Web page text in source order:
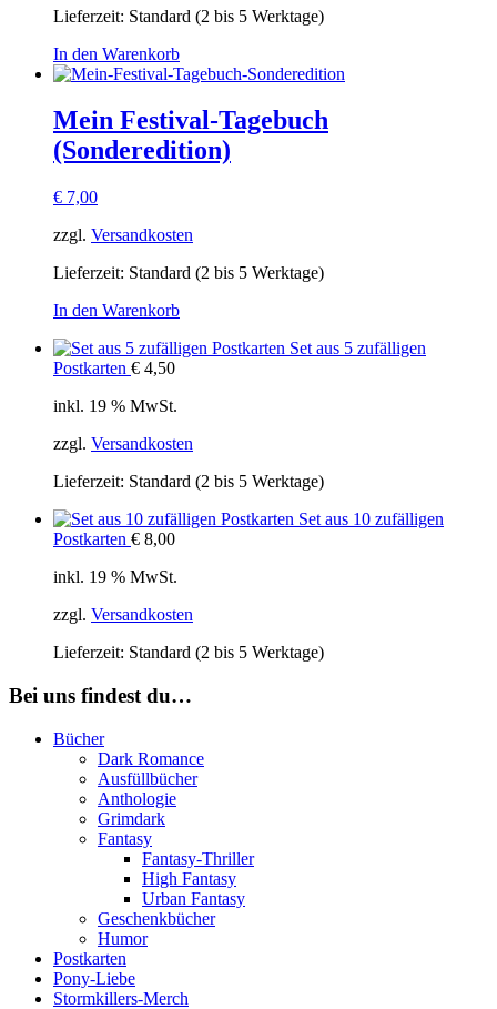
Lieferzeit: Standard (2 bis 5 Werktage)
In den Warenkorb
Mein Festival-Tagebuch
(Sonderedition)
€ 7,00
zzgl. Versandkosten
Lieferzeit: Standard (2 bis 5 Werktage)
In den Warenkorb
Set aus 5 zufälligen
Postkarten € 4,50
inkl. 19 % MwSt.
zzgl. Versandkosten
Lieferzeit: Standard (2 bis 5 Werktage)
Set aus 10 zufälligen
Postkarten € 8,00
inkl. 19 % MwSt.
zzgl. Versandkosten
Lieferzeit: Standard (2 bis 5 Werktage)
Bei uns findest du…
Bücher
Dark Romance
Ausfüllbücher
Anthologie
Grimdark
Fantasy
Fantasy-Thriller
High Fantasy
Urban Fantasy
Geschenkbücher
Humor
Postkarten
Pony-Liebe
Stormkillers-Merch